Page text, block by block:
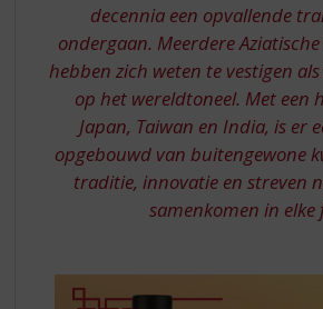
decennia een opvallende
ondergaan. Meerdere
hebben zich weten te vestigen
op het wereldtoneel. Met een
Japan, Taiwan en India, is er
opgebouwd van buitengewone
traditie, innovatie en streven
samenkomen in elke